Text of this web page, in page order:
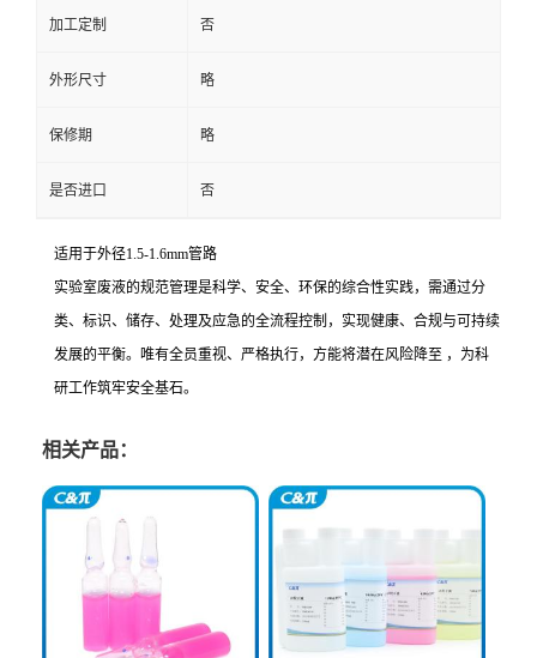
加工定制 否
外形尺寸 略
保修期 略
是否进口 否
适用于外径1.5-1.6mm管路
实验室废液的规范管理是科学、安全、环保的综合性实践，需通过分
类、标识、储存、处理及应急的全流程控制，实现健康、合规与可持续
发展的平衡。唯有全员重视、严格执行，方能将潜在风险降至 ，为科
研工作筑牢安全基石。
相关产品：